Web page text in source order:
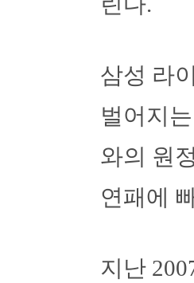
삼성 라
벌어지
와의 원
연패에
지난